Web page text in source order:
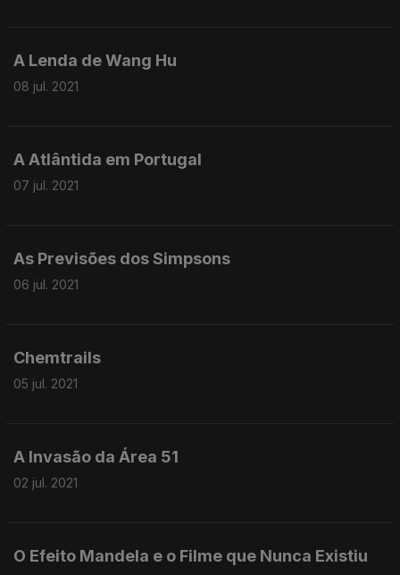
A Lenda de Wang Hu
08 jul. 2021
A Atlântida em Portugal
07 jul. 2021
As Previsões dos Simpsons
06 jul. 2021
Chemtrails
05 jul. 2021
A Invasão da Área 51
02 jul. 2021
O Efeito Mandela e o Filme que Nunca Existiu